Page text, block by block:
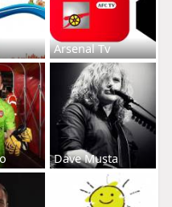
Arsenal Tv
Dave Musta